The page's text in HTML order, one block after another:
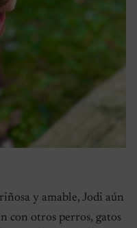
y amable, Jodi aún
con otros perros, gatos